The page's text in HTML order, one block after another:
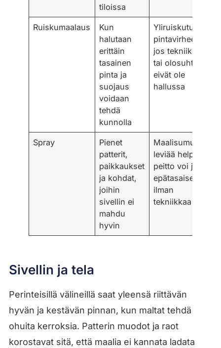
tiloissa
Ruiskumaalaus
Kun
halutaan
erittäin
tasainen
pinta ja
suojaus
voidaan
tehdä
kunnolla
Yliruiskutus ja
pintavirheet,
jos tekniikka
tai olosuhteet
eivät ole
hallussa
Spray
Pienet
patterit,
paikkaukset
ja kohdat,
joihin
sivellin ei
mahdu
hyvin
Maalisumu
leviää helposti,
peitto voi jäädä
epätasaiseksi
ilman
tekniikkaa
Sivellin ja tela
Perinteisillä välineillä saat yleensä riittävän
hyvän ja kestävän pinnan, kun maltat tehdä
ohuita kerroksia. Patterin muodot ja raot
korostavat sitä, että maalia ei kannata ladata